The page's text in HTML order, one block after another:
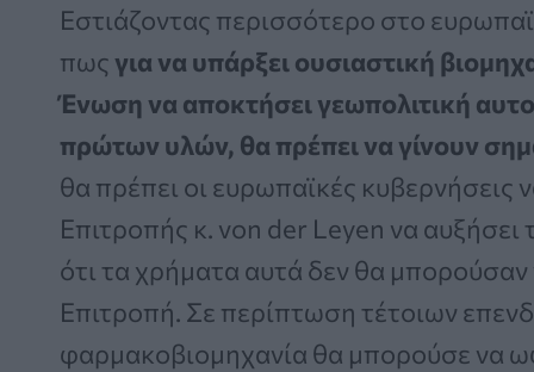
Εστιάζοντας περισσότερο στο
πωςγια να υπάρξει ουσιαστική
Ένωση να αποκτήσει γεωπολιτική
πρώτων υλών, θα πρέπει να γίνουν
θα πρέπει οι ευρωπαϊκές
Επιτροπής κ. von der Leyen να
ότι τα χρήματα αυτά δεν θα
Επιτροπή. Σε περίπτωση τέτοιων
φαρμακοβιομηχανία θα μπορούσε να